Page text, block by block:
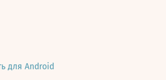
для Android